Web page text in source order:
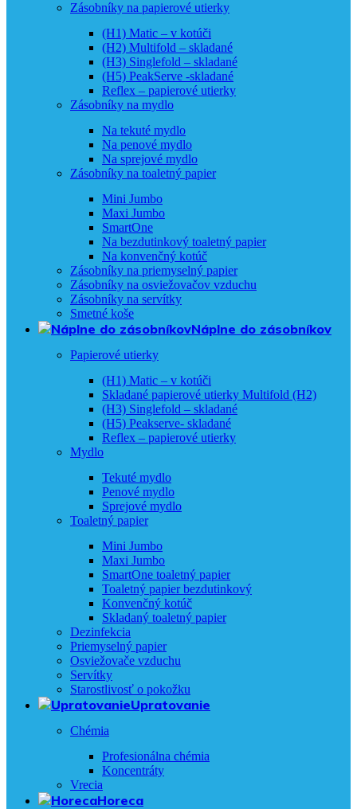
Zásobníky na papierové utierky
(H1) Matic – v kotúči
(H2) Multifold – skladané
(H3) Singlefold – skladané
(H5) PeakServe -skladané
Reflex – papierové utierky
Zásobníky na mydlo
Na tekuté mydlo
Na penové mydlo
Na sprejové mydlo
Zásobníky na toaletný papier
Mini Jumbo
Maxi Jumbo
SmartOne
Na bezdutinkový toaletný papier
Na konvenčný kotúč
Zásobníky na priemyselný papier
Zásobníky na osviežovačov vzduchu
Zásobníky na servítky
Smetné koše
Náplne do zásobníkov
Papierové utierky
(H1) Matic – v kotúči
Skladané papierové utierky Multifold (H2)
(H3) Singlefold – skladané
(H5) Peakserve- skladané
Reflex – papierové utierky
Mydlo
Tekuté mydlo
Penové mydlo
Sprejové mydlo
Toaletný papier
Mini Jumbo
Maxi Jumbo
SmartOne toaletný papier
Toaletný papier bezdutinkový
Konvenčný kotúč
Skladaný toaletný papier
Dezinfekcia
Priemyselný papier
Osviežovače vzduchu
Servítky
Starostlivosť o pokožku
Upratovanie
Chémia
Profesionálna chémia
Koncentráty
Vrecia
Horeca